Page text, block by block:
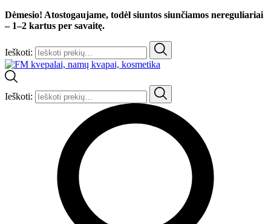
Dėmesio! Atostogaujame, todėl siuntos siunčiamos nereguliariai
– 1–2 kartus per savaitę.
Ieškoti:
Ieškoti: